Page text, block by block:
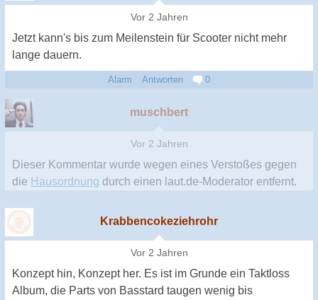
Vor 2 Jahren
Jetzt kann's bis zum Meilenstein für Scooter nicht mehr
lange dauern.
Alarm Antworten 0
muschbert
Vor 2 Jahren
Dieser Kommentar wurde wegen eines Verstoßes gegen
die Hausordnung durch einen laut.de-Moderator entfernt.
Krabbencokeziehrohr
Vor 2 Jahren
Konzept hin, Konzept her. Es ist im Grunde ein Taktloss
Album, die Parts von Basstard taugen wenig bis